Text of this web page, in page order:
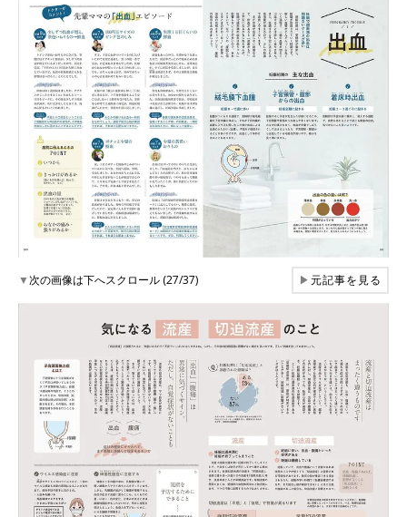
▼次の画像は下へスクロール (27/37) ▶元記事を見る